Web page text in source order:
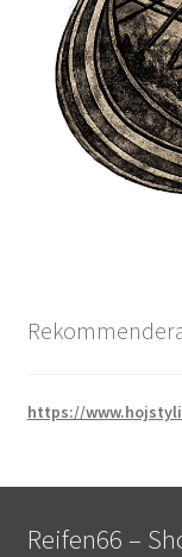
https://
Reifen66 –